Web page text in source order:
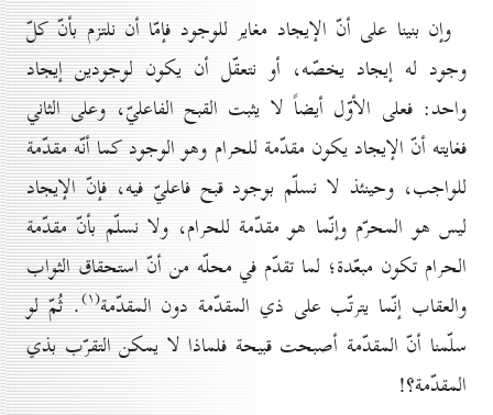
وإن بنينا على أنّ الإيجاد مغاير للوجود فإمّا أن نلتزم بأنّ كلّ
وجود له إيجاد يخصّه، أو نتعقّل أن يكون لوجودين إيجاد
واحد: فعلى الأوّل أيضاً لا يثبت القبح الفاعليّ، وعلى الثاني
فغايته أنّ الإيجاد يكون مقدّمة للحرام وهو الوجود كما أنّه مقدّمة
للواجب، وحينئذ لا نسلّم بوجود قبح فاعليّ فيه، فإنّ الإيجاد
ليس هو المحرّم وإنّما هو مقدّمة للحرام، ولا نسلّم بأنّ مقدّمة
الحرام تكون مبعّدة؛ لما تقدّم في محلّه من أنّ استحقاق الثواب
والعقاب إنّما يترتّب على ذي المقدّمة دون المقدّمة(۱) . ثُمّ لو
سلّمنا أنّ المقدّمة أصبحت قبيحة فلماذا لا يمكن التقرّب بذي
المقدّمة؟!